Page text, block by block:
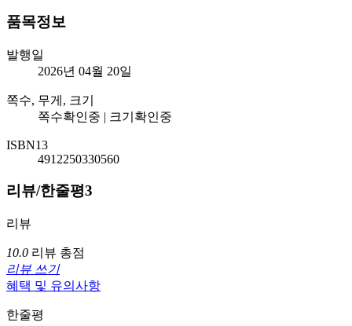
품목정보
발행일
2026년 04월 20일
쪽수, 무게, 크기
쪽수확인중 | 크기확인중
ISBN13
4912250330560
리뷰/한줄평3
리뷰
10.0 리뷰 총점
리뷰 쓰기
혜택 및 유의사항
한줄평